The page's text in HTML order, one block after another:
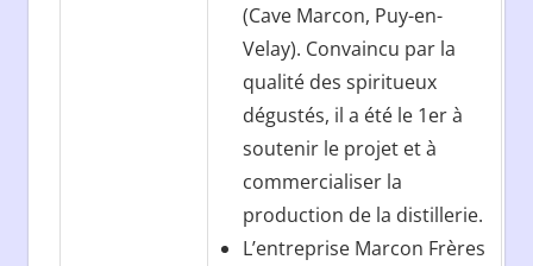
(Cave Marcon, Puy-en-
Velay). Convaincu par la
qualité des spiritueux
dégustés, il a été le 1er à
soutenir le projet et à
commercialiser la
production de la distillerie.
L’entreprise Marcon Frères